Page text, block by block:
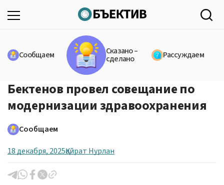
Сообщаем Сказано –
сделано Рассуждаем
Бектенов провел совещание по
модернизации здравоохранения
Сообщаем
18 декабря, 2025Қайрат Нурлан